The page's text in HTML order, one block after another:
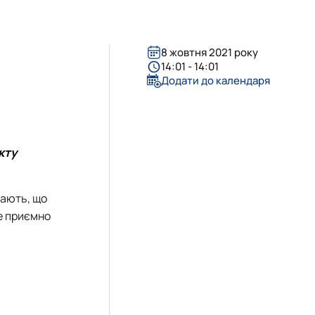
Delivered…
– Theory…
project
що
приємно
8 жовтня 2021 року
14:01 - 14:01
Додати до календаря